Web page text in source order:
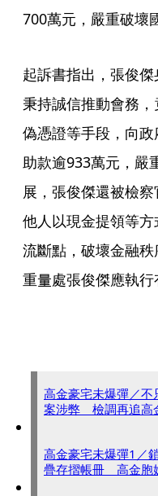
700萬元，嚴重破壞
起訴書指出，張俊
秉持誠信推動會務
偽憑證等手段，向
助款逾933萬元，嚴
展，張俊傑還被檢
他人以現金提領等
流斷點，破壞金融
重量處張俊傑應執行
高金豪宅未爆彈／
案涉弊 檢調再追高
高金豪宅未爆彈1／
疊存摺帳冊 高金胞